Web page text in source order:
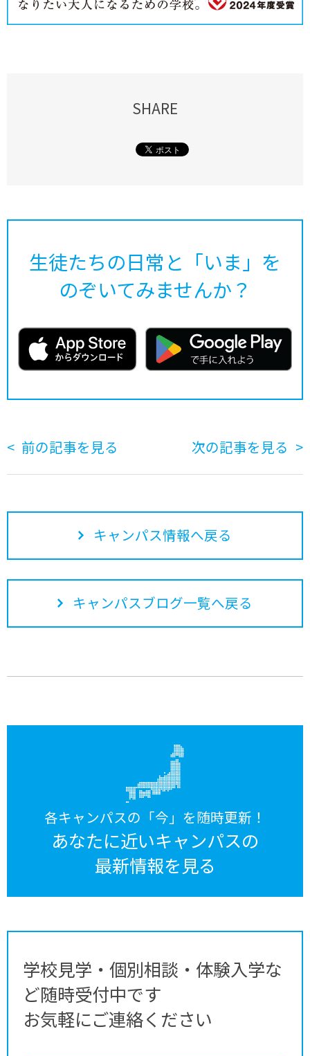
SHARE
生徒たちの日常と「いま」を
のぞいてみませんか？
前の記事を見る 次の記事を見る
キャンパス情報へ戻る
キャンパスブログ一覧へ戻る
各キャンパスの「今」を随時更新！
あなたに近いキャンパスの
最新情報を見る
学校見学・個別相談・体験入学な
ど随時受付中です
お気軽にご連絡ください